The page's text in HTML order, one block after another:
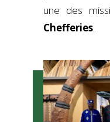
une des
Chefferies.